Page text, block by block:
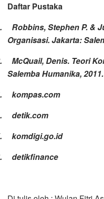
Daftar Pustaka
Robbins, Stephen P. &
Organisasi. Jakarta:
McQuail, Denis. Teori
Salemba Humanika, 2011.
kompas.com
detik.com
komdigi.go.id
detikfinance